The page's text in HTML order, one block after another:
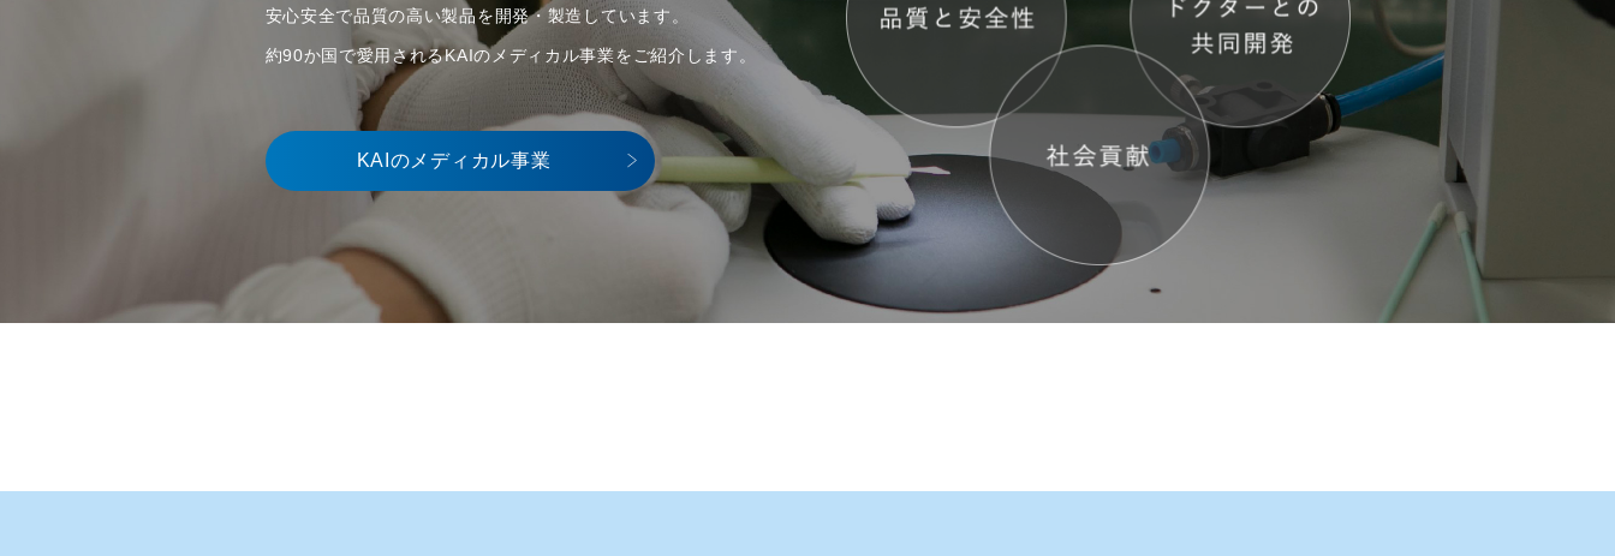
安心安全で品質の高い製品を開発・製造しています。
約90か国で愛用されるKAIのメディカル事業をご紹介します。
KAIのメディカル事業